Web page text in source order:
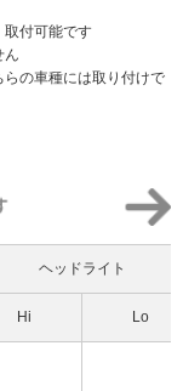
取付可能です
ん
の車種には取り付けで
ヘッドライト
Hi Lo